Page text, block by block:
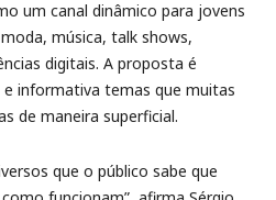
um canal dinâmico para jovens
música, talk shows,
digitais. A proposta é
informativa temas que muitas
de maneira superficial.
que o público sabe que